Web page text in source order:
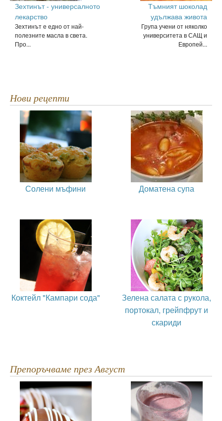
Зехтинът - универсалното
лекарство
Зехтинът е едно от най-
полезните масла в света.
Про...
Тъмният шоколад
удължава живота
Група учени от няколко
университета в САЩ и
Европей...
Нови рецепти
Солени мъфини Доматена супа
Коктейл "Кампари сода"
Зелена салата с рукола,
портокал, грейпфрут и
скариди
Препоръчваме през Август